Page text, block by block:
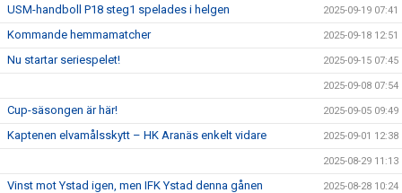
USM-handboll P18 steg1 spelades i helgen 2025-09-19 07:41
Kommande hemmamatcher 2025-09-18 12:51
Nu startar seriespelet! 2025-09-15 07:45
2025-09-08 07:54
Cup-säsongen är här! 2025-09-05 09:49
Kaptenen elvamålsskytt – HK Aranäs enkelt vidare 2025-09-01 12:38
2025-08-29 11:13
Vinst mot Ystad igen, men IFK Ystad denna gånen 2025-08-28 10:24